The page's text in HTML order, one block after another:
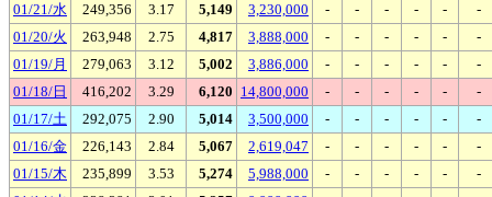
01/21/水
249,356 3.17 5,149 3,230,000 - - - - -
-
01/20/火
263,948 2.75 4,817 3,888,000 - - - - -
-
01/19/月
279,063 3.12 5,002 3,886,000 - - - - -
-
01/18/日
416,202 3.29 6,120 14,800,000 - - - - -
-
01/17/土
292,075 2.90 5,014 3,500,000 - - - - -
-
01/16/金
226,143 2.84 5,067 2,619,047 - - - - -
-
01/15/木
235,899 3.53 5,274 5,988,000 - - - - -
-